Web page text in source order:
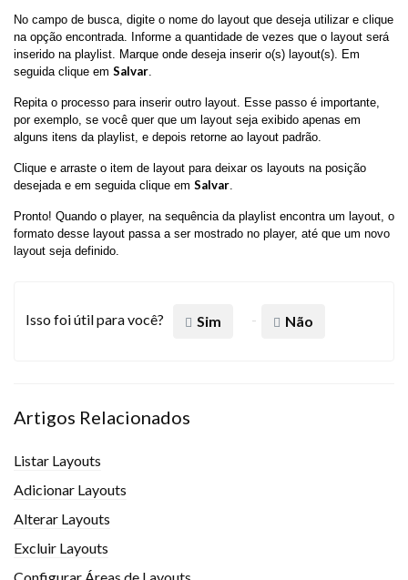
No campo de busca, digite o nome do layout que deseja utilizar e clique
na opção encontrada. Informe a quantidade de vezes que o layout será
inserido na playlist. Marque onde deseja inserir o(s) layout(s). Em
seguida clique em Salvar.
Repita o processo para inserir outro layout. Esse passo é importante,
por exemplo, se você quer que um layout seja exibido apenas em
alguns itens da playlist, e depois retorne ao layout padrão.
Clique e arraste o item de layout para deixar os layouts na posição
desejada e em seguida clique em Salvar.
Pronto! Quando o player, na sequência da playlist encontra um layout, o
formato desse layout passa a ser mostrado no player, até que um novo
layout seja definido.
Isso foi útil para você? Sim Não
Artigos Relacionados
Listar Layouts
Adicionar Layouts
Alterar Layouts
Excluir Layouts